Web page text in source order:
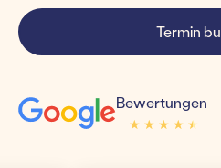
Termin
Bewertungen
★ ★ ★ ★ ★
★ ★ ★ ★ ★